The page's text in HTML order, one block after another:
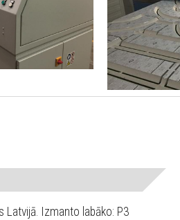
Latvijā. Izmanto labāko: P3